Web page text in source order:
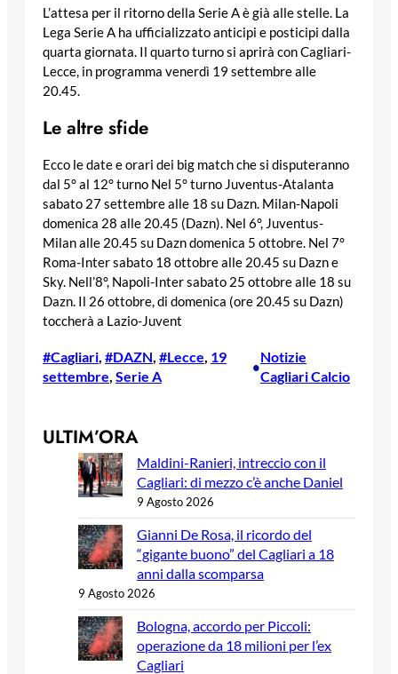
L’attesa per il ritorno della Serie A è già alle stelle. La
Lega Serie A ha ufficializzato anticipi e posticipi dalla
quarta giornata. Il quarto turno si aprirà con Cagliari-
Lecce, in programma venerdì 19 settembre alle
20.45.
Le altre sfide
Ecco le date e orari dei big match che si disputeranno
dal 5° al 12° turno Nel 5° turno Juventus-Atalanta
sabato 27 settembre alle 18 su Dazn. Milan-Napoli
domenica 28 alle 20.45 (Dazn). Nel 6°, Juventus-
Milan alle 20.45 su Dazn domenica 5 ottobre. Nel 7°
Roma-Inter sabato 18 ottobre alle 20.45 su Dazn e
Sky. Nell’8°, Napoli-Inter sabato 25 ottobre alle 18 su
Dazn. Il 26 ottobre, di domenica (ore 20.45 su Dazn)
toccherà a Lazio-Juvent
#Cagliari, #DAZN, #Lecce, 19
settembre, Serie A
•
Notizie
Cagliari Calcio
ULTIM’ORA
Maldini-Ranieri, intreccio con il
Cagliari: di mezzo c’è anche Daniel
9 Agosto 2026
Gianni De Rosa, il ricordo del
“gigante buono” del Cagliari a 18
anni dalla scomparsa
9 Agosto 2026
Bologna, accordo per Piccoli:
operazione da 18 milioni per l’ex
Cagliari